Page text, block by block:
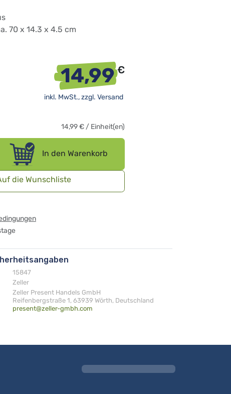
70 x 14.3 x 4.5 cm
In den Warenkorb
die Wunschliste
14,99€
inkl. MwSt., zzgl. Versand
14,99€/ Einheit(en)
15847
Zeller
Zeller Present Handels GmbH
Reifenbergstraße 1, 63939 Wörth, Deutschland
present@zeller-gmbh.com